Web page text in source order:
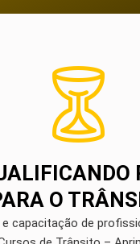
O
capacitação de